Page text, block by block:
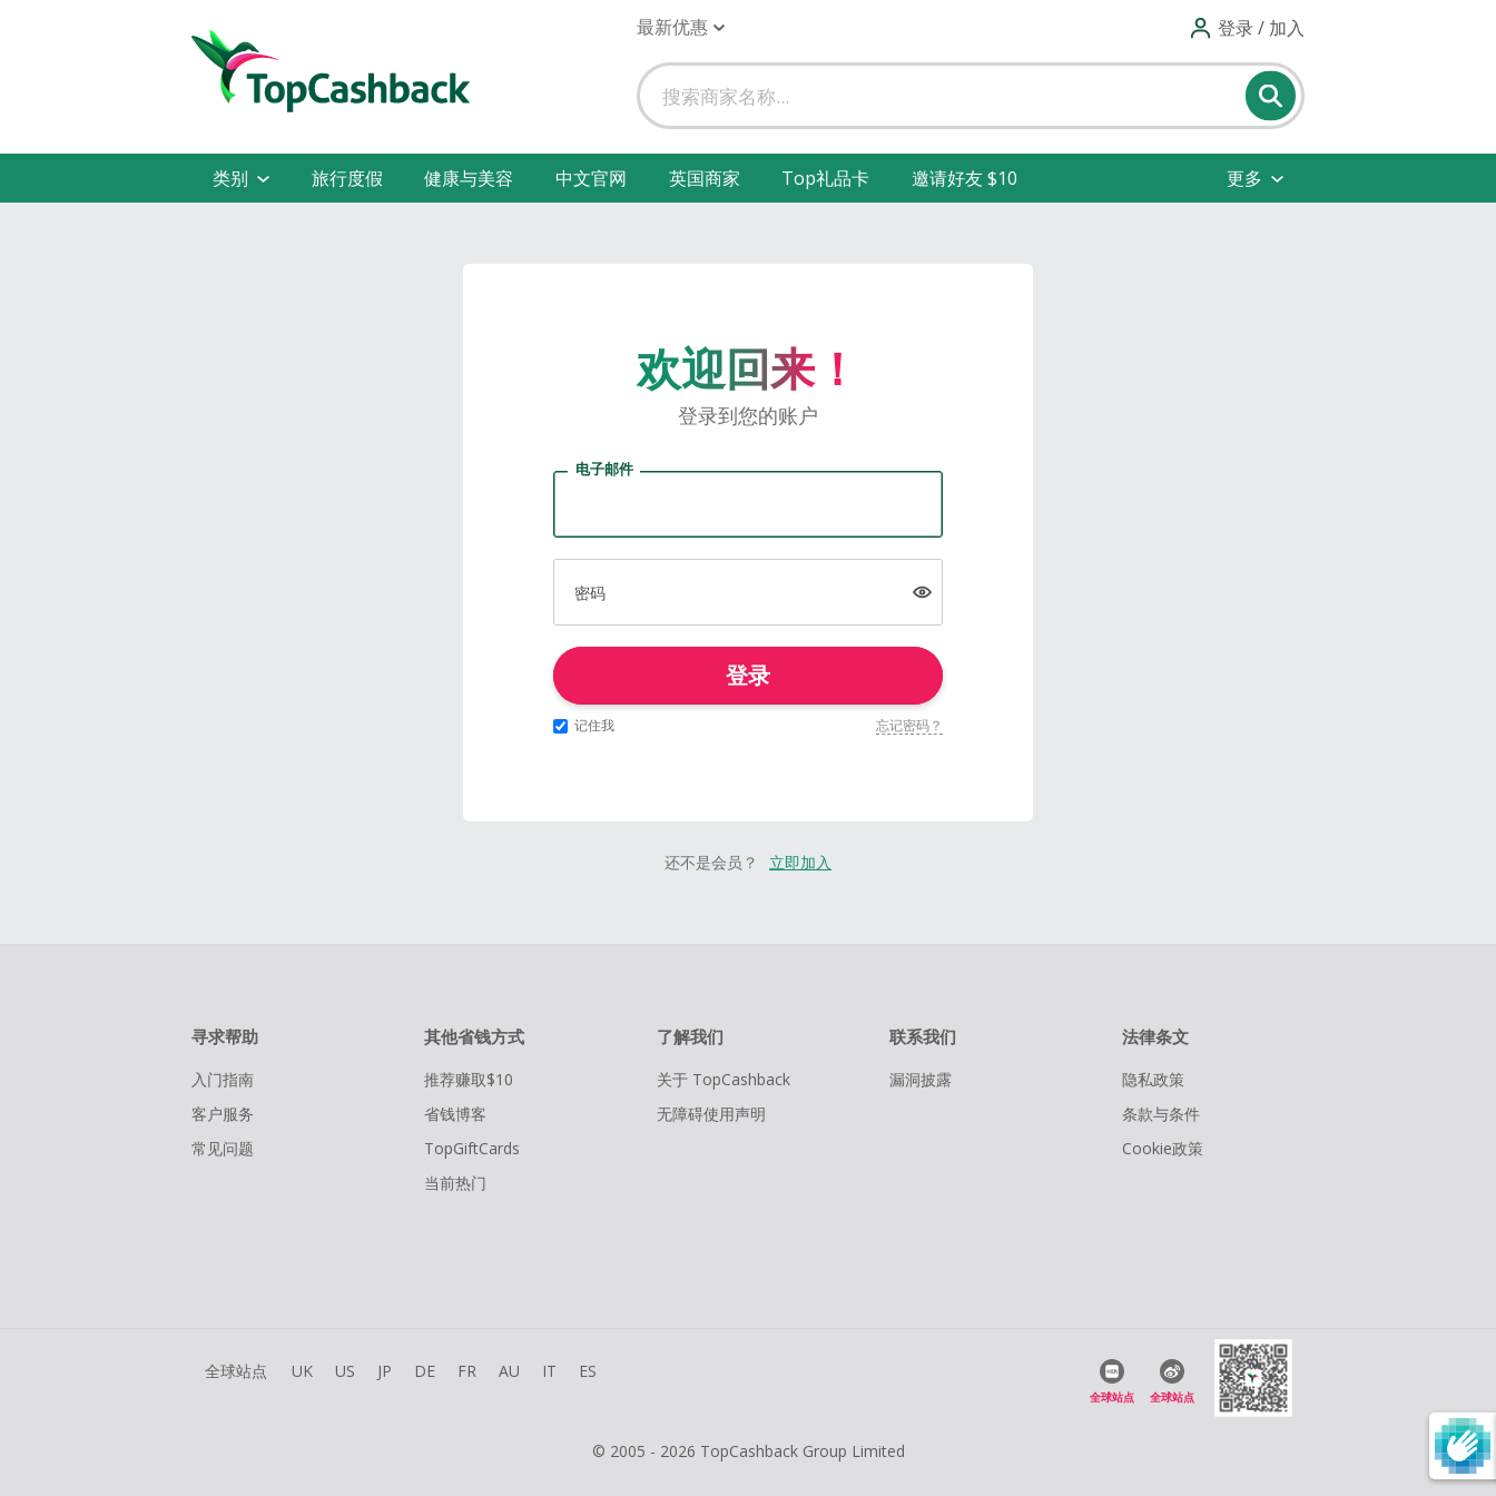
最新优惠 登录 / 加入
类别 旅行度假 健康与美容 中文官网 英国商家 Top礼品卡 邀请好友 $10 更多
欢迎回来！
登录到您的账户
电子邮件
密码
登录
记住我 忘记密码？
还不是会员？ 立即加入
寻求帮助
入门指南
客户服务
常见问题
其他省钱方式
推荐赚取$10
省钱博客
TopGiftCards
当前热门
了解我们
关于 TopCashback
无障碍使用声明
联系我们
漏洞披露
法律条文
隐私政策
条款与条件
Cookie政策
全球站点 UK US JP DE FR AU IT ES
全球站点 全球站点
© 2005 - 2026 TopCashback Group Limited